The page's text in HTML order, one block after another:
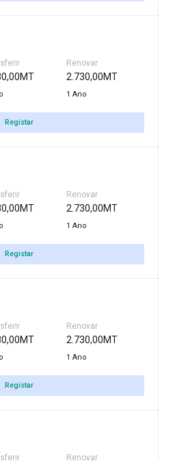
Renovar
2.730,00MT
1 Ano
Registar
Renovar
2.730,00MT
1 Ano
Registar
Renovar
2.730,00MT
1 Ano
Registar
Renovar